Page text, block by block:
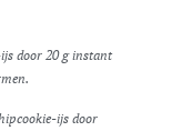
door 20 g instant
ijs door